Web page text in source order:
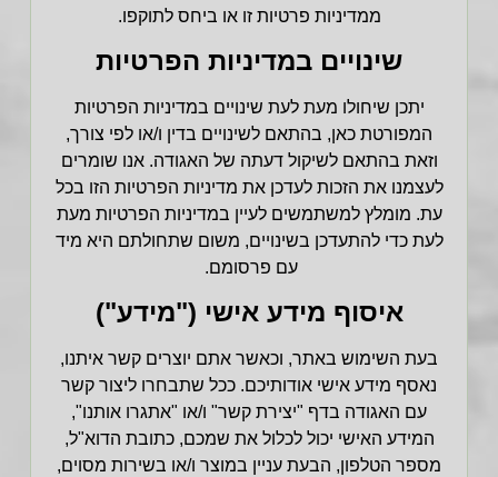
ממדיניות פרטיות זו או ביחס לתוקפו.
שינויים במדיניות הפרטיות
יתכן שיחולו מעת לעת שינויים במדיניות הפרטיות
המפורטת כאן, בהתאם לשינויים בדין ו/או לפי צורך,
וזאת בהתאם לשיקול דעתה של האגודה. אנו שומרים
לעצמנו את הזכות לעדכן את מדיניות הפרטיות הזו בכל
עת. מומלץ למשתמשיםלעיין במדיניות הפרטיות מעת
לעת כדי להתעדכן בשינויים, משום שתחולתם היא מיד
עם פרסומם.
איסוף מידע אישי ("מידע")
בעת השימוש באתר, וכאשר אתם יוצרים קשר איתנו,
נאסף מידע אישי אודותיכם. ככל שתבחרו ליצור קשר
עם האגודה בדף "יצירת קשר" ו/או "אתגרו אותנו",
המידע האישי יכול לכלול את שמכם, כתובת הדוא"ל,
מספר הטלפון, הבעת עניין במוצר ו/או בשירות מסוים,